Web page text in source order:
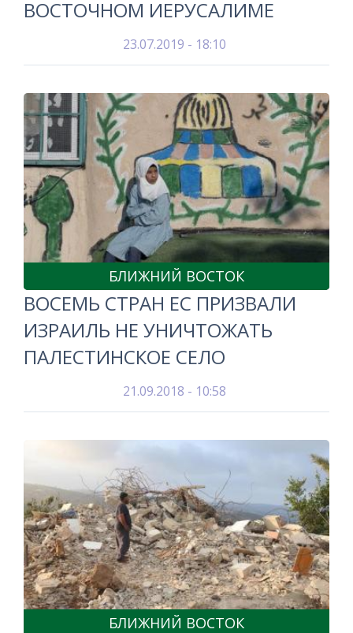
ВОСТОЧНОМ ИЕРУСАЛИМЕ
23.07.2019 - 18:10
БЛИЖНИЙ ВОСТОК
ВОСЕМЬ СТРАН ЕС ПРИЗВАЛИ
ИЗРАИЛЬ НЕ УНИЧТОЖАТЬ
ПАЛЕСТИНСКОЕ СЕЛО
21.09.2018 - 10:58
БЛИЖНИЙ ВОСТОК